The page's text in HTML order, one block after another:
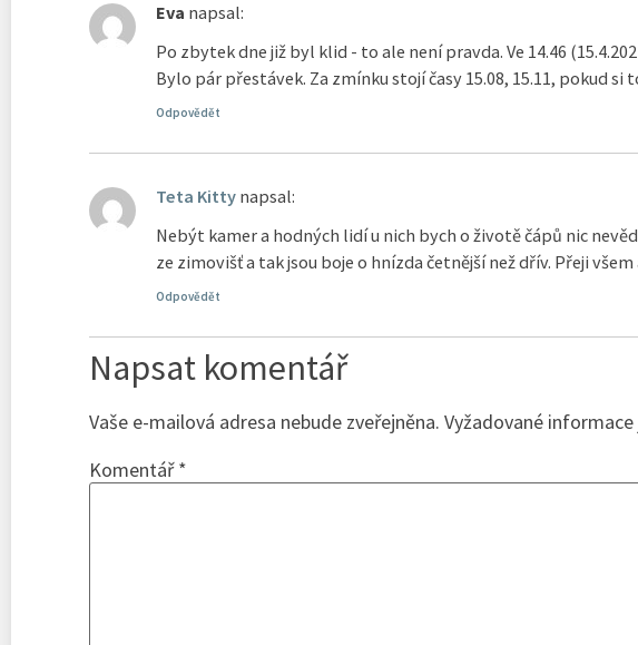
Eva napsal:
Po zbytek dne již byl klid - to ale není pravda. Ve 14.46
Bylo pár přestávek. Za zmínku stojí časy 15.08, 15.11, pokud
Odpovědět
Teta Kitty napsal:
Nebýt kamer a hodných lidí u nich bych o životě čápů nic
ze zimovišť a tak jsou boje o hnízda četnější než dřív. Přeji
Odpovědět
Napsat komentář
Vaše e-mailová adresa nebude zveřejněna. Vyžadované
Komentář*